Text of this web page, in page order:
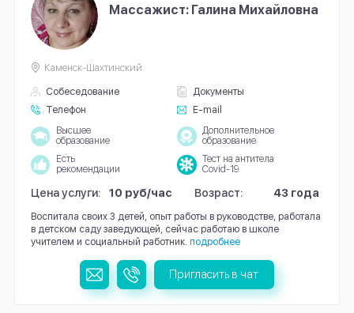
Массажист: Галина Михайловна
Собеседование
Документы
Телефон
E-mail
Каменск-Шахтинский
Высшее
образование
Дополнительное
образование
Есть
рекомендации
Тест на антитела
Covid-19
Цена услуги: 10 руб/час Возраст: 43 года
Воспитала своих 3 детей, опыт работы в руководстве, работала
в детском саду заведующей, сейчас работаю в школе
учителем и социальный работник. подробнее
Пригласить в чат